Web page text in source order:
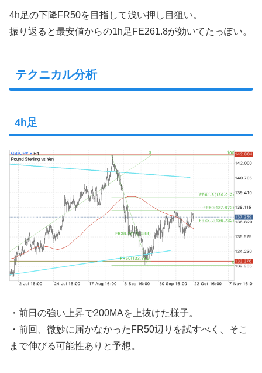
4h足の下降FR50を目指して浅い押し目狙い。
振り返ると最安値からの1h足FE261.8が効いてたっぽい。
テクニカル分析
4h足
・前日の強い上昇で200MAを上抜けた様子。
・前回、微妙に届かなかったFR50辺りを試すべく、そこ
まで伸びる可能性ありと予想。